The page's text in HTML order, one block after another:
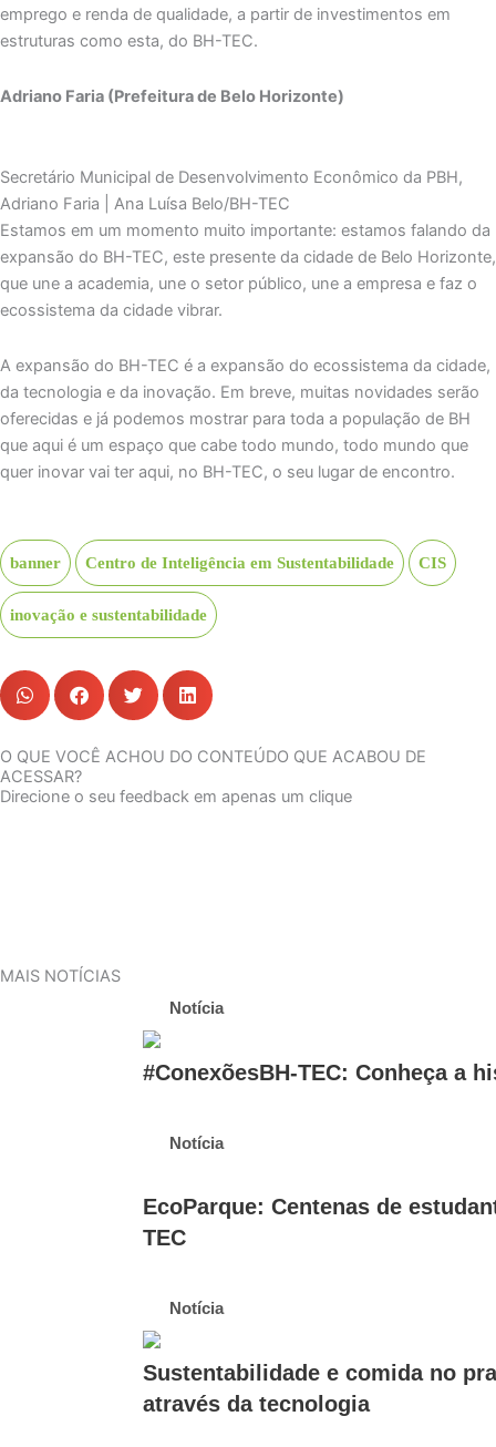
emprego e renda de qualidade, a partir de investimentos em
estruturas como esta, do BH-TEC.
Adriano Faria (Prefeitura de Belo Horizonte)
Secretário Municipal de Desenvolvimento Econômico da PBH,
Adriano Faria | Ana Luísa Belo/BH-TEC
Estamos em um momento muito importante: estamos falando da
expansão do BH-TEC, este presente da cidade de Belo Horizonte,
que une a academia, une o setor público, une a empresa e faz o
ecossistema da cidade vibrar.
A expansão do BH-TEC é a expansão do ecossistema da cidade,
da tecnologia e da inovação. Em breve, muitas novidades serão
oferecidas e já podemos mostrar para toda a população de BH
que aqui é um espaço que cabe todo mundo, todo mundo que
quer inovar vai ter aqui, no BH-TEC, o seu lugar de encontro.
banner Centro de Inteligência em Sustentabilidade CIS
inovação e sustentabilidade
O QUE VOCÊ ACHOU DO CONTEÚDO QUE ACABOU DE
ACESSAR?
Direcione o seu feedback em apenas um clique
MAIS NOTÍCIAS
Notícia
#ConexõesBH-TEC: Conheça a
Notícia
EcoParque: Centenas de
TEC
Notícia
Sustentabilidade e comida no
através da tecnologia